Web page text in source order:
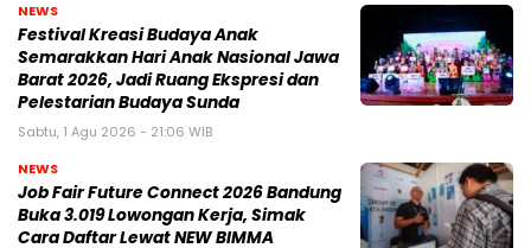
NEWS
Festival Kreasi Budaya Anak
Semarakkan Hari Anak Nasional Jawa
Barat 2026, Jadi Ruang Ekspresi dan
Pelestarian Budaya Sunda
Sabtu, 1 Agu 2026 - 21:06 WIB
NEWS
Job Fair Future Connect 2026 Bandung
Buka 3.019 Lowongan Kerja, Simak
Cara Daftar Lewat NEW BIMMA